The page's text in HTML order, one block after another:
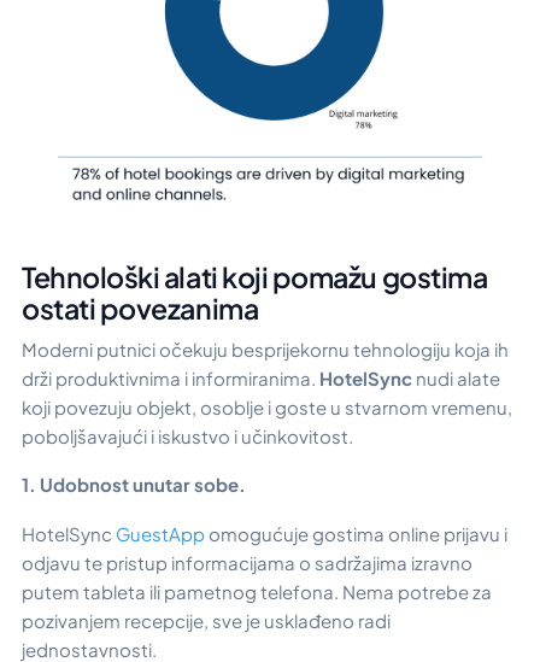
Tehnološki alati koji pomažu gostima
ostati povezanima
Moderni putnici očekuju besprijekornu tehnologiju koja ih
drži produktivnima i informiranima. HotelSync nudi alate
koji povezuju objekt, osoblje i goste u stvarnom vremenu,
poboljšavajući i iskustvo i učinkovitost.
1. Udobnost unutar sobe.
HotelSync GuestApp omogućuje gostima online prijavu i
odjavu te pristup informacijama o sadržajima izravno
putem tableta ili pametnog telefona. Nema potrebe za
pozivanjem recepcije, sve je usklađeno radi
jednostavnosti.